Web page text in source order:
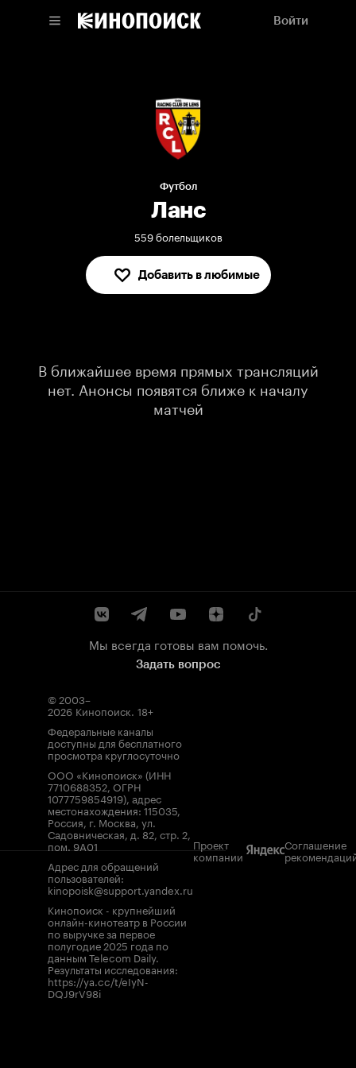
Войти
Футбол
Ланс
559 болельщиков
Добавить в любимые
В любимых
В ближайшее время прямых трансляций
нет. Анонсы появятся ближе к началу
матчей
Мы всегда готовы вам помочь.
Задать вопрос
© 2003–
2026 Кинопоиск 18+
Федеральные каналы
доступны для бесплатного
просмотра круглосуточно
ООО «Кинопоиск» (ИНН
7710688352, ОГРН
1077759854919), адрес
местонахождения: 115035,
Россия, г. Москва, ул.
Садовническая, д. 82, стр. 2,
пом. 9А01
Адрес для обращений
пользователей:
kinopoisk@support.yandex.ru
Кинопоиск - крупнейший
онлайн-кинотеатр в России
по выручке за первое
полугодие 2025 года по
данным Telecom Daily.
Результаты исследования:
https://ya.cc/t/eIyN-
DQJ9rV98i
Проект
компании
Соглашение